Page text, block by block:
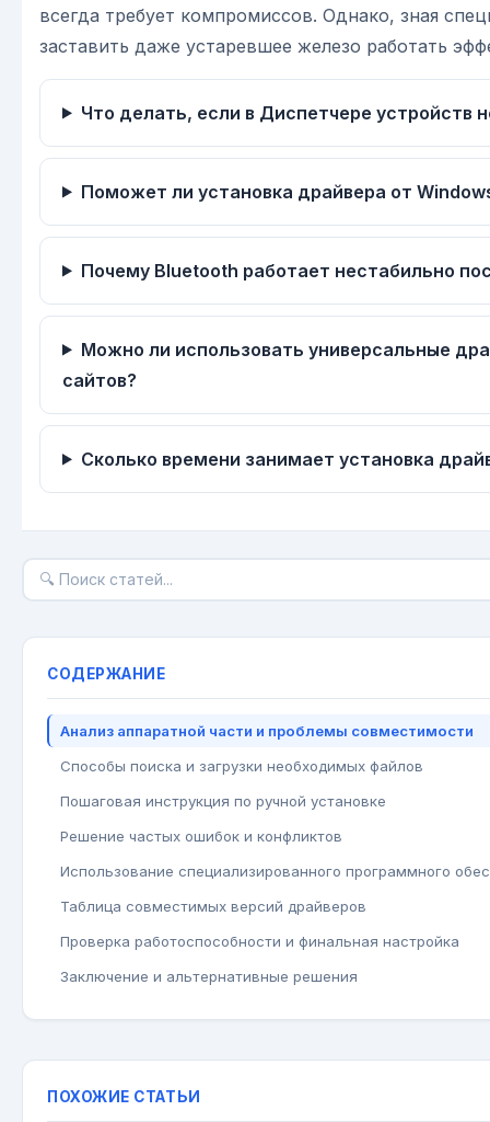
всегда требует компромиссов. Однако, зная
заставить даже устаревшее железо работать
Что делать, если в Диспетчере устройств
Поможет ли установка драйвера от
Почему Bluetooth работает нестабильно
Можно ли использовать универсальные
сайтов?
Сколько времени занимает установка
СОДЕРЖАНИЕ
Анализ аппаратной части и проблемы совместимости
Способы поиска и загрузки необходимых файлов
Пошаговая инструкция по ручной установке
Решение частых ошибок и конфликтов
Использование специализированного программного
Таблица совместимых версий драйверов
Проверка работоспособности и финальная настройка
Заключение и альтернативные решения
ПОХОЖИЕ СТАТЬИ